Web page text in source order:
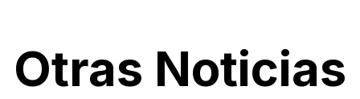
Otras Noticias